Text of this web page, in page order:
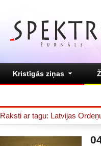
Kristīgās ziņas
Raksti ar tagu: Latvijas